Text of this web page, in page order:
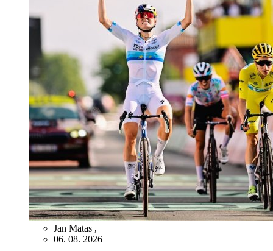
Jan Matas ,
06. 08. 2026